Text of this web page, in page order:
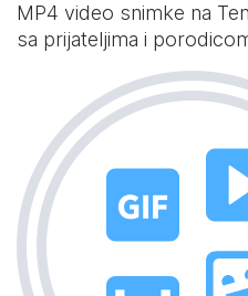
MP4 video snimke na
sa prijateljima i